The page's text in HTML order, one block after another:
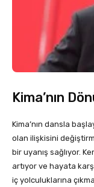
Kima’nın
Kima’nın dansla
olan ilişkisini
bir uyanış sağlıyor.
artıyor ve hayata
iç yolculuklarına